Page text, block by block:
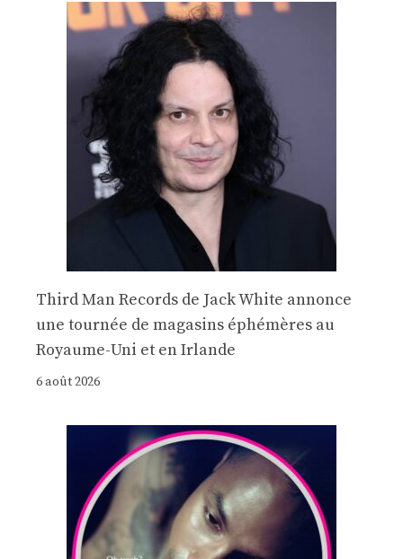
Third Man Records de Jack White annonce
une tournée de magasins éphémères au
Royaume-Uni et en Irlande
6 août 2026